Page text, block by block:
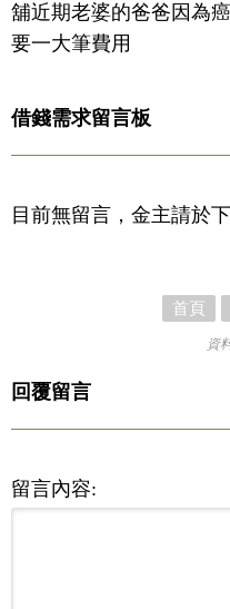
舖近期老婆的爸爸因為
要一大筆費用
借錢需求留言板
目前無留言，金主請於
首頁
資
回覆留言
留言內容: